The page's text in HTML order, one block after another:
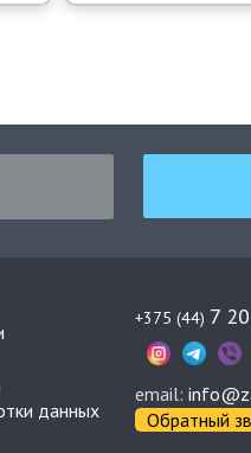
данных
+375 (44) 7
email:
Обратный